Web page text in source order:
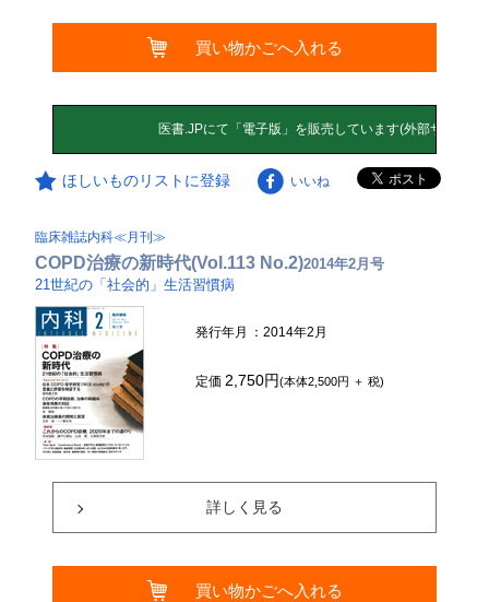
買い物かごへ入れる
ほしいものリストに登録 いいね
臨床雑誌内科≪月刊≫
COPD治療の新時代(Vol.113 No.2)2014年2月号
21世紀の「社会的」生活習慣病
発行年月 ：2014年2月
定価2,750円(本体2,500円 ＋ 税)
詳しく見る
買い物かごへ入れる